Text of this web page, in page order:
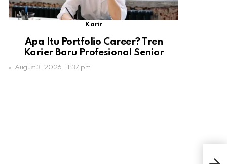
Karir
Apa Itu Portfolio Career? Tren
Karier Baru Profesional Senior
August 3, 2026, 11:37 pm